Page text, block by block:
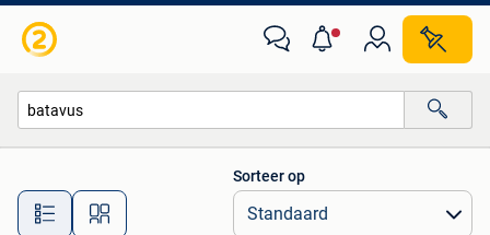
Alle afstanden…
Sorteer op